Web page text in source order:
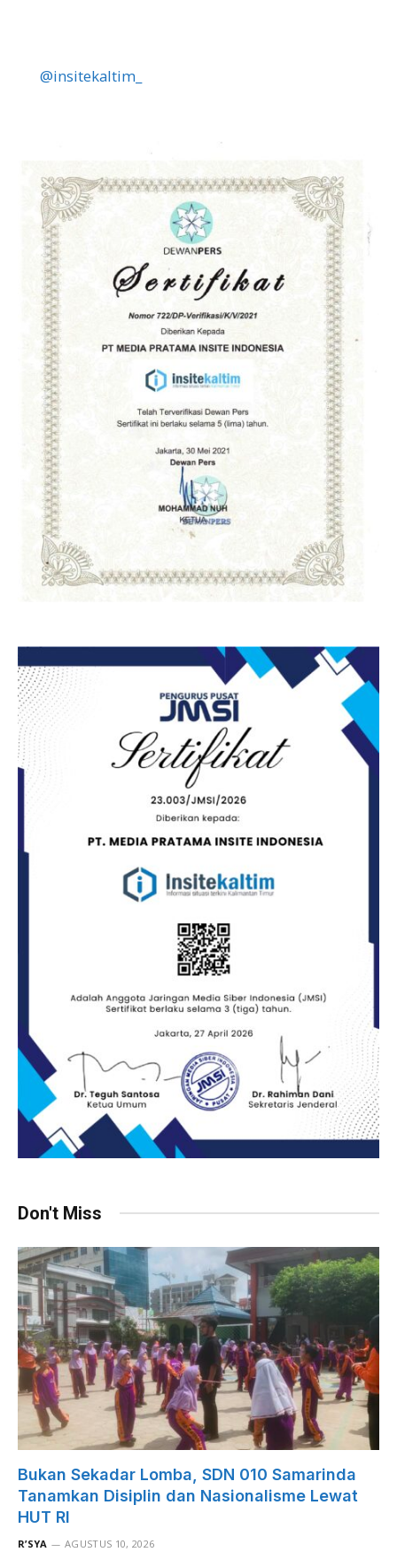
@insitekaltim_
Don't Miss
Bukan Sekadar Lomba, SDN 010 Samarinda
Tanamkan Disiplin dan Nasionalisme Lewat
HUT RI
R’SYA AGUSTUS 10, 2026